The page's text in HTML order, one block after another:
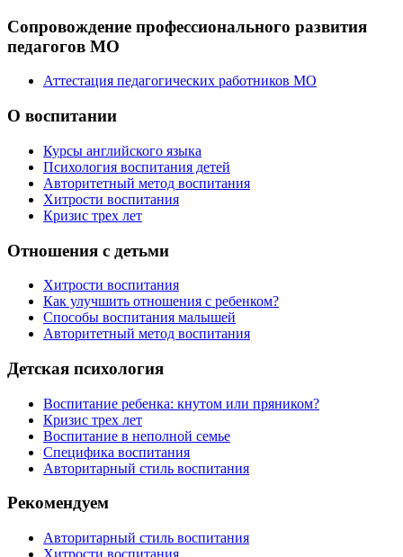
Сопровождение профессионального развития
педагогов МО
Аттестация педагогических работников МО
О воспитании
Курсы английского языка
Психология воспитания детей
Авторитетный метод воспитания
Хитрости воспитания
Кризис трех лет
Отношения с детьми
Хитрости воспитания
Как улучшить отношения с ребенком?
Способы воспитания малышей
Авторитетный метод воспитания
Детская психология
Воспитание ребенка: кнутом или пряником?
Кризис трех лет
Воспитание в неполной семье
Специфика воспитания
Авторитарный стиль воспитания
Рекомендуем
Авторитарный стиль воспитания